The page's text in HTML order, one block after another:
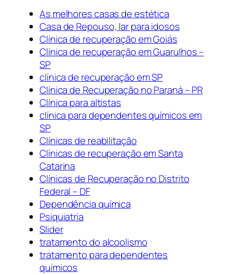
As melhores casas de estética
Casa de Repouso, lar para idosos
Clínica de recuperação em Goiás
Clínica de recuperação em Guarulhos –
SP
clínica de recuperação em SP
Clínica de Recuperação no Paraná – PR
Clínica para altistas
clínica para dependentes químicos em
SP
Clínicas de reabilitação
Clínicas de recuperação em Santa
Catarina
Clínicas de Recuperação no Distrito
Federal – DF
Dependência química
Psiquiatria
Slider
tratamento do alcoolismo
tratamento para dependentes
químicos